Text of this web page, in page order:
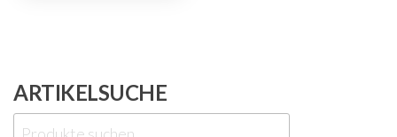
ARTIKELSUCHE
Suchen